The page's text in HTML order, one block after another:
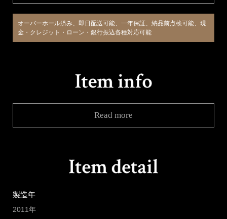
オーバーホール済み、即日配送可能、一年保証、納品前点検可能、現
金・クレジット・ローン・銀行振込各種対応可能
Read more
製造年
2011年